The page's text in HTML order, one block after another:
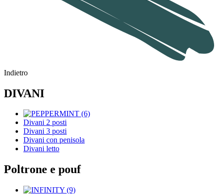
Indietro
DIVANI
Divani 2 posti
Divani 3 posti
Divani con penisola
Divani letto
Poltrone e pouf